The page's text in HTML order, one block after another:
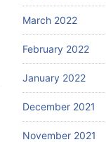
March 2022
February 2022
January 2022
December 2021
November 2021